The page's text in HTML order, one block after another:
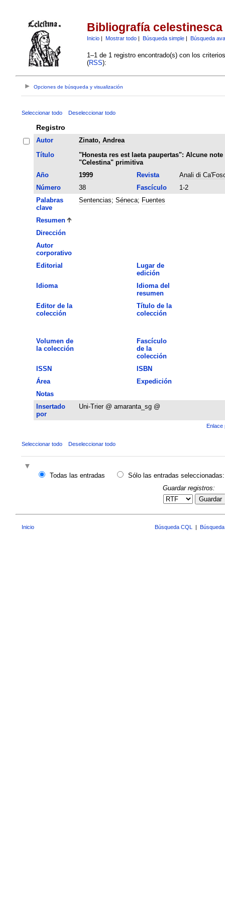
Bibliografía celestinesca
Inicio| Mostrar todo| Búsqueda simple| Búsqueda
1–1 de 1 registro encontrado(s) con los
(RSS):
Opciones de búsqueda y visualización
Seleccionar todo Deseleccionar todo
Registro
Autor
Zinato, Andrea
Título
"Honesta res est laeta paupertas": Alcune
"Celestina" primitiva
Año
1999 Revista
Anali di
Número
38 Fascículo
1-2
Palabras
clave
Sentencias; Séneca; Fuentes
Resumen
Dirección
Autor
corporativo
Editorial
Lugar de
edición
Idioma
Idioma del
resumen
Editor de la
colección
Título de la
colección
Volumen de
la colección
Fascículo
de la
colección
ISSN
ISBN
Área
Expedición
Notas
Insertado
por
Uni-Trier @ amaranta_sg @
Enlace
Seleccionar todo Deseleccionar todo
Todas las entradas
Sólo las entradas seleccionadas:
Guardar registros:
Guardar
Inicio Búsqueda CQL